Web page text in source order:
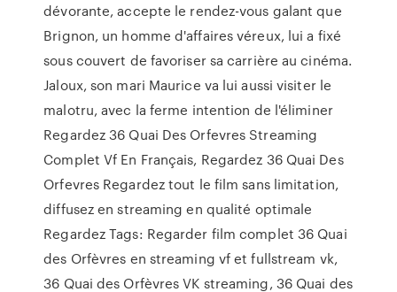
dévorante, accepte le rendez-vous galant que
Brignon, un homme d'affaires véreux, lui a fixé
sous couvert de favoriser sa carrière au cinéma.
Jaloux, son mari Maurice va lui aussi visiter le
malotru, avec la ferme intention de l'éliminer
Regardez 36 Quai Des Orfevres Streaming
Complet Vf En Français, Regardez 36 Quai Des
Orfevres Regardez tout le film sans limitation,
diffusez en streaming en qualité optimale
Regardez Tags: Regarder film complet 36 Quai
des Orfèvres en streaming vf et fullstream vk,
36 Quai des Orfèvres VK streaming, 36 Quai des